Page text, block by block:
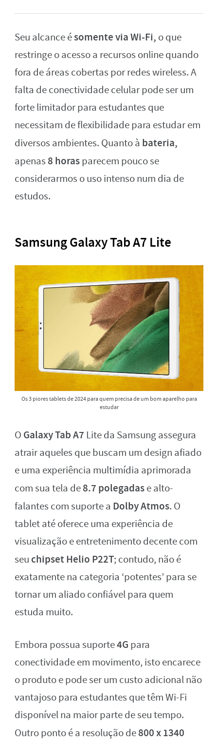
Seu alcance ésomente via Wi-Fi, o que
restringe o acesso a recursos online quando
fora de áreas cobertas por redes wireless. A
falta de conectividade celular pode ser um
forte limitador para estudantes que
necessitam de flexibilidade para estudar em
diversos ambientes. Quanto à bateria,
apenas 8 horasparecem pouco se
considerarmos o uso intenso num dia de
estudos.
Samsung Galaxy Tab A7 Lite
Os 3 piores tablets de 2024 para quem precisa de um bom aparelho para
estudar
O Galaxy Tab A7 Lite da Samsung assegura
atrair aqueles que buscam um design afiado
e uma experiência multimídia aprimorada
com sua tela de8.7 polegadase alto-
falantes com suporte a Dolby Atmos. O
tablet até oferece uma experiência de
visualização e entretenimento decente com
seu chipset Helio P22T; contudo, não é
exatamente na categoria ‘potentes’ para se
tornar um aliado confiável para quem
estuda muito.
Embora possua suporte4G para
conectividade em movimento, isto encarece
o produto e pode ser um custo adicional não
vantajoso para estudantes que têm Wi-Fi
disponível na maior parte de seu tempo.
Outro ponto é a resolução de800 x 1340